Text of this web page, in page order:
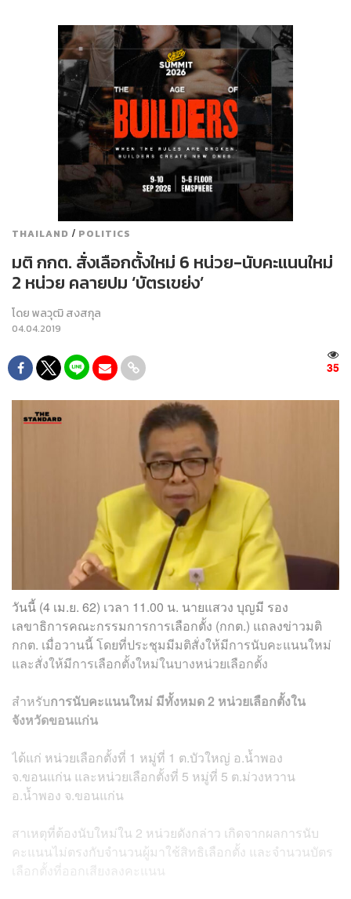
THAILAND / POLITICS
มติ กกต. สั่งเลือกตั้งใหม่ 6 หน่วย-นับคะแนนใหม่
2 หน่วย คลายปม ‘บัตรเขย่ง’
โดยพลวุฒิ สงสกุล
04.04.2019
35
วันนี้ (4 เม.ย. 62) เวลา 11.00 น. นายแสวง บุญมี รอง
เลขาธิการคณะกรรมการการเลือกตั้ง (กกต.) แถลงข่าวมติ
กกต. เมื่อวานนี้ โดยที่ประชุมมีมติสั่งให้มีการนับคะแนนใหม่
และสั่งให้มีการเลือกตั้งใหม่ในบางหน่วยเลือกตั้ง
สำหรับการนับคะแนนใหม่ มีทั้งหมด 2 หน่วยเลือกตั้งใน
จังหวัดขอนแก่น
ได้แก่ หน่วยเลือกตั้งที่ 1 หมู่ที่ 1 ต.บัวใหญ่ อ.น้ำพอง
จ.ขอนแก่น และหน่วยเลือกตั้งที่ 5 หมู่ที่ 5 ต.ม่วงหวาน
อ.น้ำพอง จ.ขอนแก่น
สาเหตุที่ต้องนับใหม่ใน 2 หน่วยดังกล่าว เกิดจากผลการนับ
คะแนนไม่ตรงกับจำนวนผู้มาใช้สิทธิเลือกตั้ง และจำนวนบัตร
เลือกตั้งที่ออกเสียงลงคะแนน